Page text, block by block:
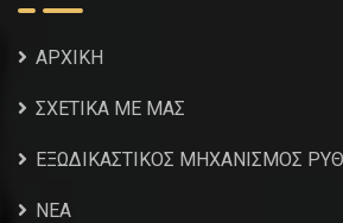
ΑΡΧΙΚΗ
ΣΧΕΤΙΚΑ ΜΕ ΜΑΣ
ΕΞΩΔΙΚΑΣΤΙΚΟΣ ΜΗΧΑΝΙΣΜΟΣ
NEA